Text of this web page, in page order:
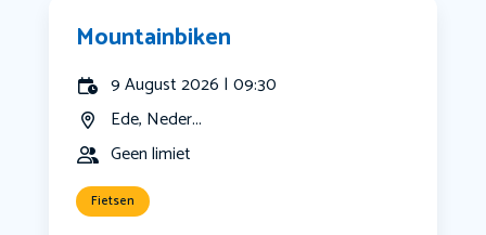
Mountainbiken
9 August 2026 | 09:30
Ede, Neder...
Geen limiet
Fietsen